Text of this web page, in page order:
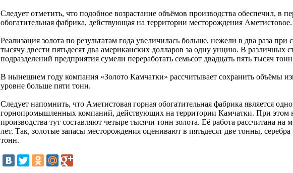
Следует отметить, что подобное возрастание объёмов производства обеспечил, в
обогатительная фабрика, действующая на территории месторождения Аметистовое.
Реализация золота по результатам года увеличилась больше, нежели в два раза при
тысячу двести пятьдесят два американских долларов за одну унцию. В различных
подразделений предприятия сумели переработать семьсот двадцать пять тысяч
В нынешнем году компания «Золото Камчатки» рассчитывает сохранить объёмы
уровне больше пяти тонн.
Следует напомнить, что Аметистовая горная обогатительная фабрика является
горнопромышленных компаний, действующих на территории Камчатки. При этом
производства тут составляют четыре тысячи тонн золота. Её работа рассчитана на
лет. Так, золотые запасы месторождения оценивают в пятьдесят две тонны, серебра
тонн.